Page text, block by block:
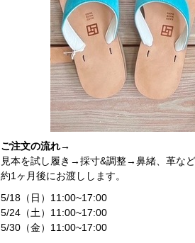
ご注文の流れ→
見本を試し履き→採寸&調整→鼻緒、革など
約1ヶ月後にお渡しします。
5/18（日）11:00~17:00
5/24（土）11:00~17:00
5/30（金）11:00~17:00